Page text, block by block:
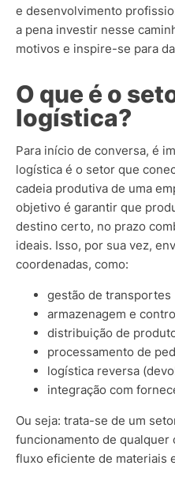
e desenvolvimento
a pena investir nesse
motivos e inspire-se para
O que é o
logística?
Para início de conversa, é
logística é o setor que
cadeia produtiva de uma
objetivo é garantir que
destino certo, no prazo
ideais. Isso, por sua vez,
coordenadas, como:
gestão de transportes
armazenagem e
distribuição de
processamento de
logística reversa
integração com
Ou seja: trata-se de um
funcionamento de qualquer
fluxo eficiente de materiais